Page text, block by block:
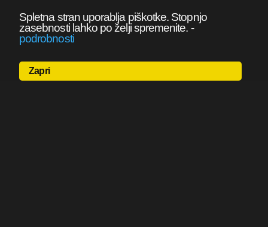
Spletna stran uporablja piškotke. Stopnjo
zasebnosti lahko po želji spremenite. -
podrobnosti
Zapri